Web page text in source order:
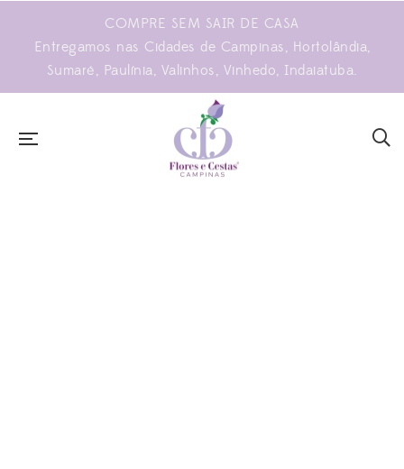
COMPRE SEM SAIR DE CASA
Entregamos nas Cidades de Campinas, Hortolândia,
Sumaré, Paulínia, Valinhos, Vinhedo, Indaiatuba.